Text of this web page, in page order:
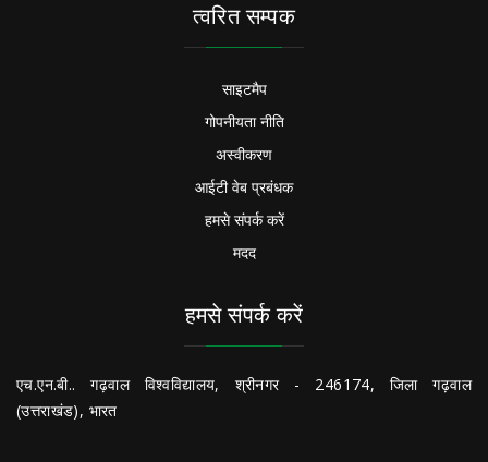
त्वरित सम्पक
साइटमैप
गोपनीयता नीति
अस्वीकरण
आईटी वेब प्रबंधक
हमसे संपर्क करें
मदद
हमसे संपर्क करें
एच.एन.बी.. गढ़वाल विश्वविद्यालय, श्रीनगर - 246174, जिला गढ़वाल
(उत्तराखंड), भारत